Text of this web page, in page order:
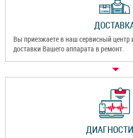
Вы приезжаете в наш сервисный центр
доставки Вашего аппарата в ремонт.